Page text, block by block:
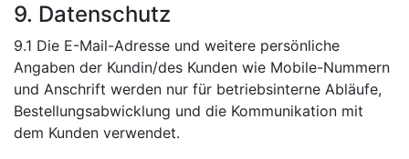
9. Datenschutz
9.1 Die E-Mail-Adresse und weitere persönliche
Angaben der Kundin/des Kunden wie Mobile-Nummern
und Anschrift werden nur für betriebsinterne Abläufe,
Bestellungsabwicklung und die Kommunikation mit
dem Kunden verwendet.